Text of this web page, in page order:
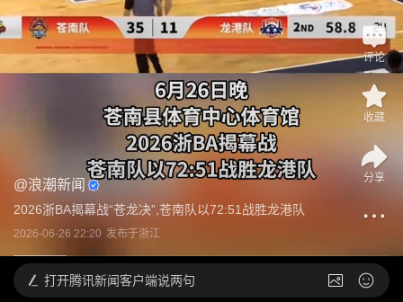
@浪潮新闻
2026浙BA揭幕战“苍龙决”,苍南队以72:51战胜龙港队
2026-06-26 22:20 发布于浙江
评论
收藏
分享
打开腾讯新闻客户端说两句